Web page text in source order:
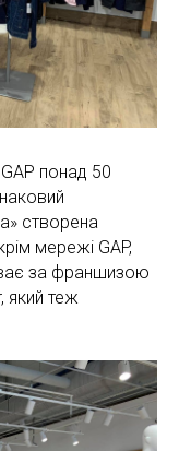
понад 50
створена
мережі GAP,
за франшизою
який теж